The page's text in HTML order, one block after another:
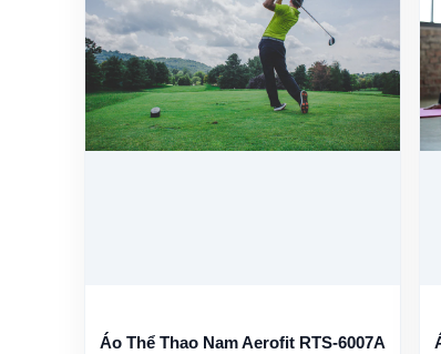
Áo Thể Thao Nam Aerofit RTS-6007A